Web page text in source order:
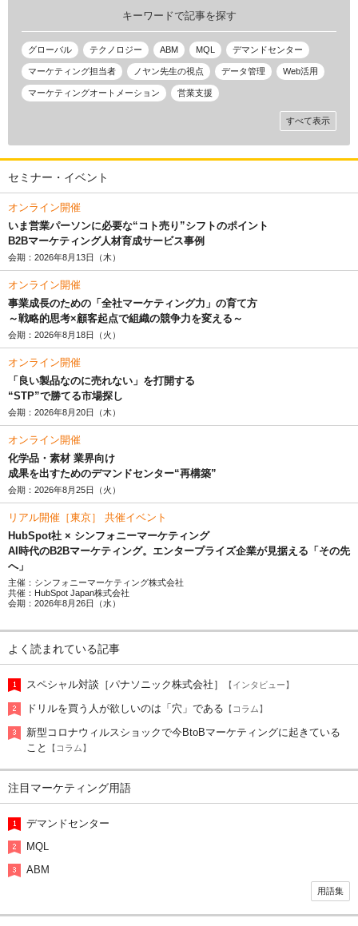
キーワードで記事を探す
グローバル テクノロジー ABM MQL デマンドセンター
マーケティング担当者 ノヤン先生の視点 データ管理 Web活用
マーケティングオートメーション 営業支援
すべて表示
セミナー・イベント
オンライン開催
いま営業パーソンに必要な“コト売り”シフトのポイント
B2Bマーケティング人材育成サービス事例
会期：2026年8月13日（木）
オンライン開催
事業成長のための「全社マーケティング力」の育て方
～戦略的思考×顧客起点で組織の競争力を変える～
会期：2026年8月18日（火）
オンライン開催
「良い製品なのに売れない」を打開する
“STP”で勝てる市場探し
会期：2026年8月20日（木）
オンライン開催
化学品・素材 業界向け
成果を出すためのデマンドセンター“再構築”
会期：2026年8月25日（火）
リアル開催［東京］ 共催イベント
HubSpot社 × シンフォニーマーケティング
AI時代のB2Bマーケティング。エンタープライズ企業が見据える「その先
へ」
主催：シンフォニーマーケティング株式会社
共催：HubSpot Japan株式会社
会期：2026年8月26日（水）
よく読まれている記事
スペシャル対談［パナソニック株式会社］ 【インタビュー】
ドリルを買う人が欲しいのは「穴」である 【コラム】
新型コロナウィルスショックで今BtoBマーケティングに起きている
こと
【コラム】
注目マーケティング用語
デマンドセンター
MQL
ABM
用語集